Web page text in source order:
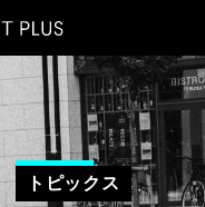
トピックス